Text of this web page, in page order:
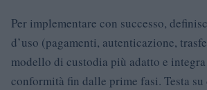
Per implementare con successo,
d’uso (pagamenti, autenticazione,
modello di custodia più adatto e
conformità fin dalle prime fasi. Testa